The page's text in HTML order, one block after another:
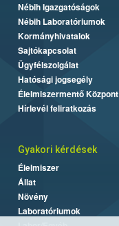
Nébih Igazgatóságok
Nébih Laboratóriumok
Kormányhivatalok
Sajtókapcsolat
Ügyfélszolgálat
Hatósági jogsegély
Élelmiszermentő Központ
Hírlevél feliratkozás
Gyakori kérdések
Élelmiszer
Állat
Növény
Laboratóriumok